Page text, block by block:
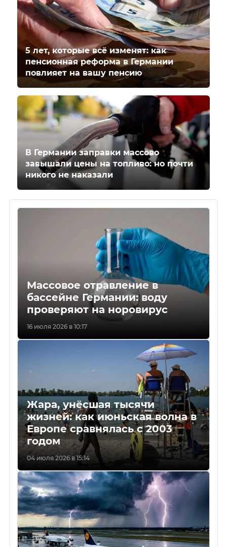
5 лет, которые всё изменят: как
пенсионная реформа в Германии
повлияет на вашу пенсию
В Германии заправки массово
завышали цены на топливо: но почти
никого не наказали
Массовое отравление в
бассейне Германии: воду
проверяют на норовирус
16 июля 2026 в 10:17
Жара, унёсшая тысячи
жизней: как июньская волна в
Европе сравнялась с 2003
годом
04 июля 2026 в 15:14